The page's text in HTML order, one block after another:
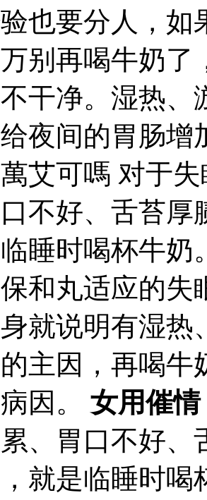
也要分人，如
别再喝牛奶了
干净。湿热、
夜间的胃肠增
艾可嗎 对于
不好、舌苔
睡时喝杯牛奶
和丸适应的失
就说明有湿热
主因，再喝牛
因。 女用催情
、胃口不好、
就是临睡时